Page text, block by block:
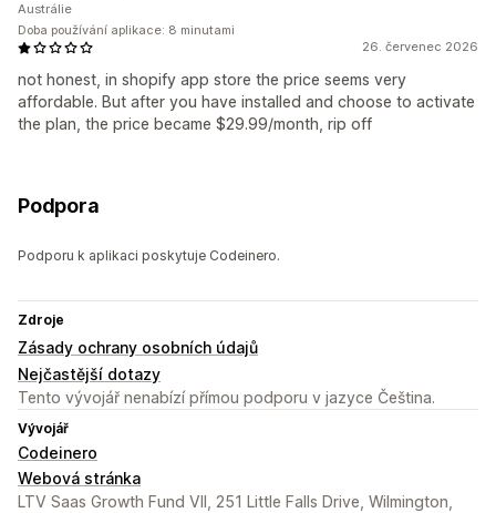
26. červenec 2026
not honest, in shopify app store the price seems very
affordable. But after you have installed and choose to activate
the plan, the price became $29.99/month, rip off
Austrálie
Doba používání aplikace: 8 minutami
Podpora
Podporu k aplikaci poskytuje Codeinero.
Zdroje
Zásady ochrany osobních údajů
Nejčastější dotazy
Tento vývojář nenabízí přímou podporu v jazyce Čeština.
Vývojář
Codeinero
Webová stránka
LTV Saas Growth Fund VII, 251 Little Falls Drive, Wilmington,